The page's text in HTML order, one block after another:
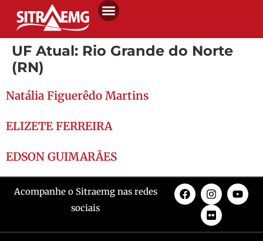
UF Atual: Rio Grande do Norte
(RN)
Natália Figuerêdo Martins
ELIZETE FERREIRA
EDSON GUIMARÃES
Acompanhe o Sitraemg nas redes
sociais